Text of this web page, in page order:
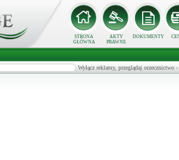
STRONA
GŁÓWNA
AKTY
PRAWNE
DOKUMENTY
Wyłącz reklamy, przeglądaj